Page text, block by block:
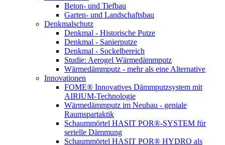
Beton- und Tiefbau
Garten- und Landschaftsbau
Denkmalschutz
Denkmal - Historische Putze
Denkmal - Sanierputze
Denkmal - Sockelbereich
Studie: Aerogel Wärmedämmputz
Wärmedämmputz - mehr als eine Alternative
Innovationen
FOME® Innovatives Dämmputzsystem mit
AIRIUM-Technologie
Wärmedämmputz im Neubau - geniale
Raumspartaktik
Schaummörtel HASIT POR®-SYSTEM für
serielle Dämmung
Schaummörtel HASIT POR® HYDRO als